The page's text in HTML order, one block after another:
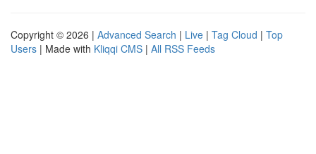
Copyright © 2026 | Advanced Search | Live | Tag Cloud | Top
Users | Made with Kliqqi CMS | All RSS Feeds